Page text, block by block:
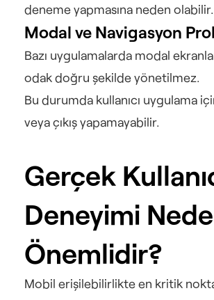
deneme yapmasına neden olabilir.
Modal ve Navigasyon
Bazı uygulamalarda modal
odak doğru şekilde yönetilmez.
Bu durumda kullanıcı uygulama
veya çıkış yapamayabilir.
Gerçek
Deneyimi
Önemlidir?
Mobil erişilebilirlikte en kritik nokta